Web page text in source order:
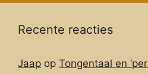
Recente reacties
Jaap op Tongentaal en